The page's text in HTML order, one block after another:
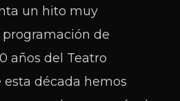
un hito muy
de
años del Teatro
década hemos